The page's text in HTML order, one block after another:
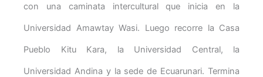
con una caminata intercultural que inicia en la
Universidad Amawtay Wasi. Luego recorre la Casa
Pueblo Kitu Kara, la Universidad Central, la
Universidad Andina y la sede de Ecuarunari. Termina